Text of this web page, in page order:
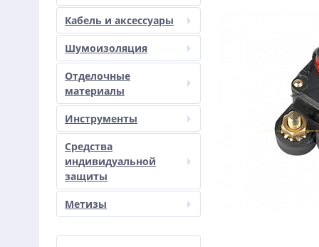
Кабель и аксессуары
Шумоизоляция
Отделочные
материалы
Инструменты
Средства
индивидуальной
защиты
Метизы